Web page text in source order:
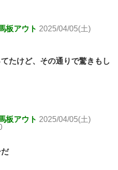
板アウト 2025/04/05(土)
たけど、その通りで驚きもし
板アウト 2025/04/05(土)